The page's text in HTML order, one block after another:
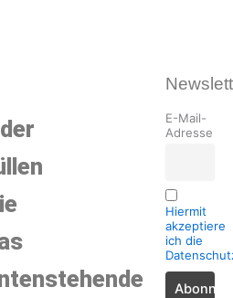
E-Mail-
Adresse
Hiermit
akzeptiere
ich die